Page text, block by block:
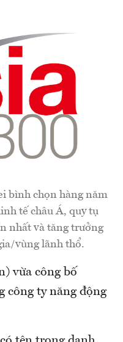
bình chọn hàng năm
tế châu Á, quy tụ
nhất và tăng trưởng
vùng lãnh thổ.
vừa công bố
công ty năng động